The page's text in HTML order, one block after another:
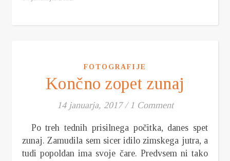
FOTOGRAFIJE
Končno zopet zunaj
14 januarja, 2017 / 1 Comment
Po treh tednih prisilnega počitka, danes spet
zunaj. Zamudila sem sicer idilo zimskega jutra, a
tudi popoldan ima svoje čare. Predvsem ni tako